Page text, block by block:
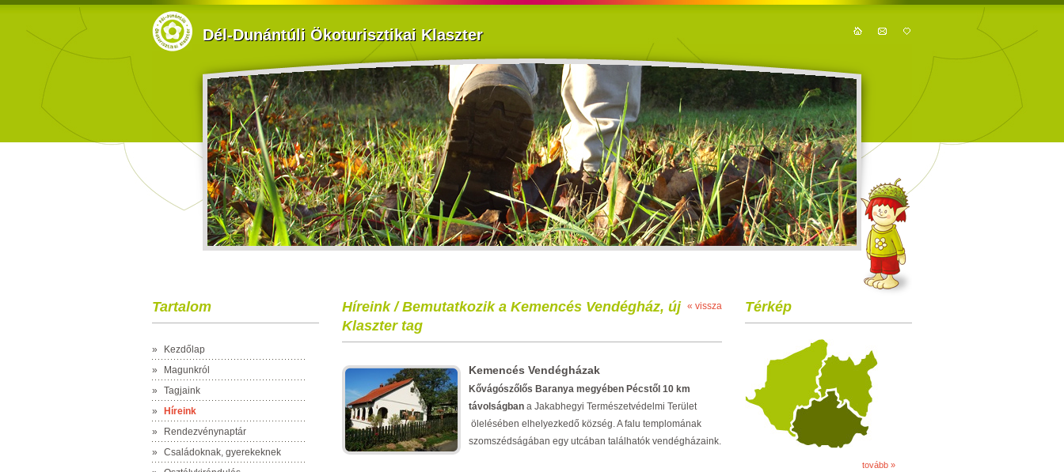
Dél-Dunántúli Ökoturisztikai Klaszter
Tartalom
»
Kezdőlap
»
Magunkról
»
Tagjaink
»
Híreink
»
Rendezvénynaptár
»
Családoknak, gyerekeknek
« vissza
Híreink / Bemutatkozik a Kemencés Vendégház, új
Klaszter tag
Kemencés Vendégházak
Kővágószőlős Baranya megyében Pécstől 10 km
távolságban a Jakabhegyi Természetvédelmi Terület
ölelésében elhelyezkedő község. A falu templomának
szomszédságában egy utcában találhatók vendégházaink.
Térkép
tovább »